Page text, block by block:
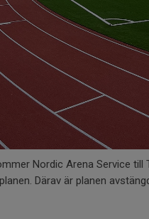
Nordic Arena Service
Därav är planen